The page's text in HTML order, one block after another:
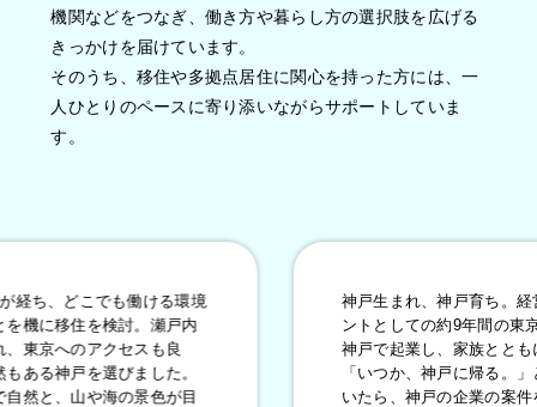
機関などをつなぎ、働き方や暮らし方の選択肢を広げる
きっかけを届けています。
そのうち、移住や多拠点居住に関心を持った方には、一
人ひとりのペースに寄り添いながらサポートしていま
す。
どこでも働ける環境
住を検討。瀬戸内
のアクセスも良
戸を選びました。
山や海の景色が目
神戸生まれ、神戸育ち。経営コン
ントとしての約9年間の東京生活
神戸で起業し、家族とともにUタ
「いつか、神戸に帰る。」と言い
いたら、神戸の企業の案件を手掛